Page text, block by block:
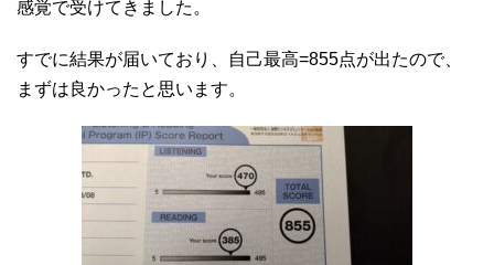
感覚で受けてきました。
すでに結果が届いており、自己最高=855点が出たので、
まずは良かったと思います。